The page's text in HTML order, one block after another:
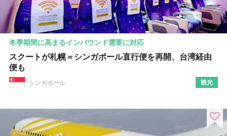
冬季期間に高まるインバウンド需要に対応
スクートが札幌＝シンガポール直行便を再開、台湾経由
便も
シンガポール 観光